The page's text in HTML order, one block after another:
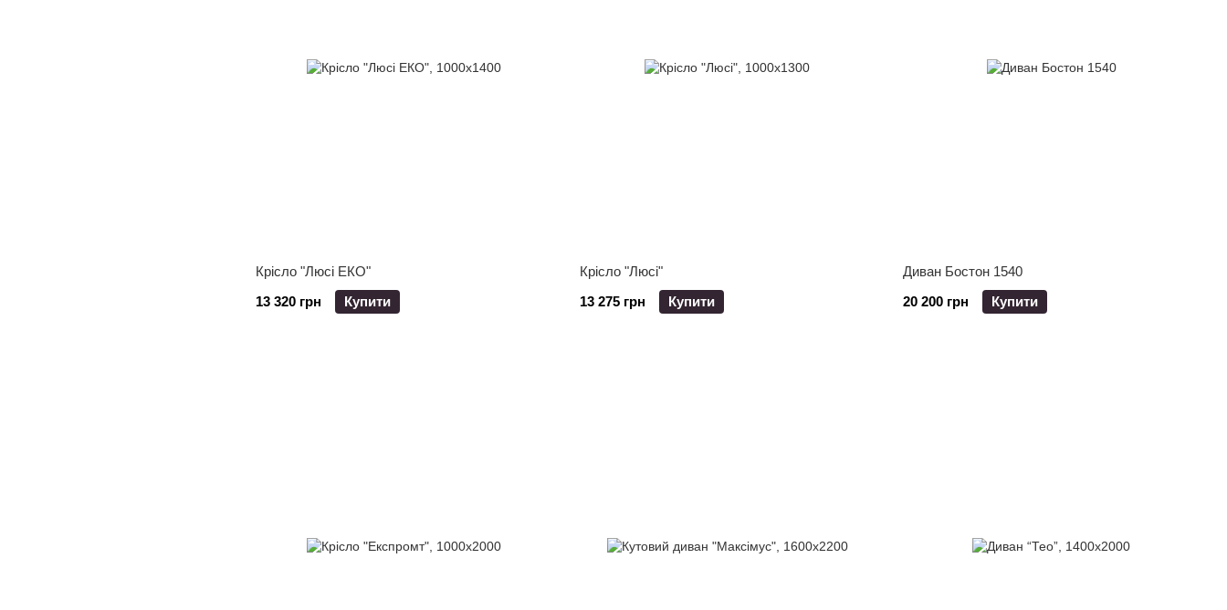
Крісло "Люсі ЕКО"
13 320 грн
Купити
Крісло "Люсі"
13 275 грн
Купити
Диван Бостон 1540
20 200 грн
Купити